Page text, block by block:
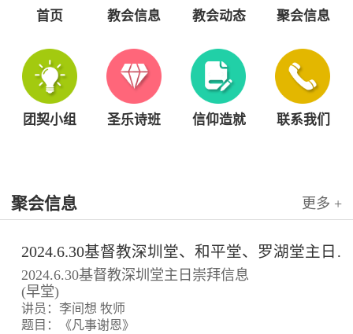
首页 教会信息 教会动态 聚会信息
团契小组 圣乐诗班 信仰造就 联系我们
聚会信息 更多 +
2024.6.30基督教深圳堂、和平堂、罗湖堂主日崇拜信息
2024.6.30基督教深圳堂主日崇拜信息
(早堂)
讲员：李间想 牧师
题目：《凡事谢恩》